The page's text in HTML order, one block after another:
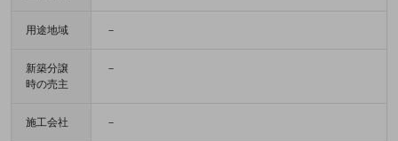
用途地域 －
新築分譲
時の売主
－
施工会社 －